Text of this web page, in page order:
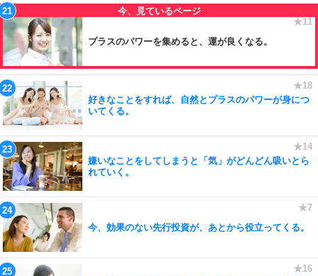
プラスのパワーを集めると、運が良くなる。
好きなことをすれば、自然とプラスのパワーが身につ
いてくる。
嫌いなことをしてしまうと「気」がどんどん吸いとら
れていく。
今、効果のない先行投資が、あとから役立ってくる。